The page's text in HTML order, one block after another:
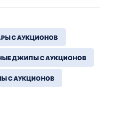
С АУКЦИОНОВ
ДЖИПЫ С АУКЦИОНОВ
С АУКЦИОНОВ